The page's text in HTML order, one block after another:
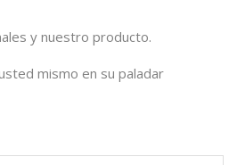
y nuestro producto.
mismo en su paladar